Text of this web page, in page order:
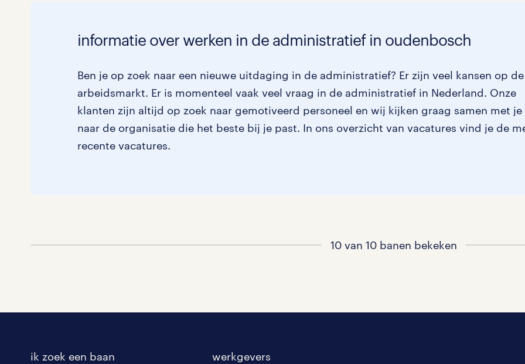
informatie over werken in de administratief in oudenbosch
Ben je op zoek naar een nieuwe uitdaging in de administratief? Er zijn veel kansen op de
arbeidsmarkt. Er is momenteel vaak veel vraag in de administratief in Nederland. Onze
klanten zijn altijd op zoek naar gemotiveerd personeel en wij kijken graag samen met je
naar de organisatie die het beste bij je past. In ons overzicht van vacatures vind je de
recente vacatures.
10 van 10 banen bekeken
ik zoek een baan
werkgevers